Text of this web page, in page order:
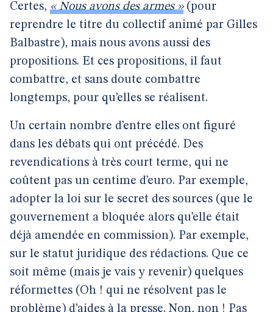
Certes, « Nous avons des armes »(pour
reprendre le titre du collectif animé par Gilles
Balbastre), mais nous avons aussi des
propositions. Et ces propositions, il faut
combattre, et sans doute combattre
longtemps, pour qu’elles se réalisent.
Un certain nombre d’entre elles ont figuré
dans les débats qui ont précédé. Des
revendications à très court terme, qui ne
coûtent pas un centime d’euro. Par exemple,
adopter la loi sur le secret des sources (que le
gouvernement a bloquée alors qu’elle était
déjà amendée en commission). Par exemple,
sur le statut juridique des rédactions. Que ce
soit même (mais je vais y revenir) quelques
réformettes (Oh ! qui ne résolvent pas le
problème) d’aides à la presse. Non, non ! Pas